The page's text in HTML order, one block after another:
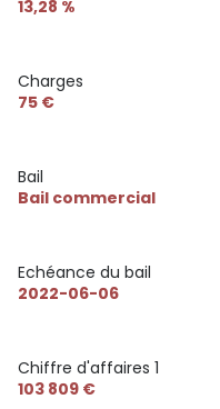
13,28 %
Charges
75 €
Bail
Bail commercial
Echéance du bail
2022-06-06
Chiffre d'affaires 1
103 809 €